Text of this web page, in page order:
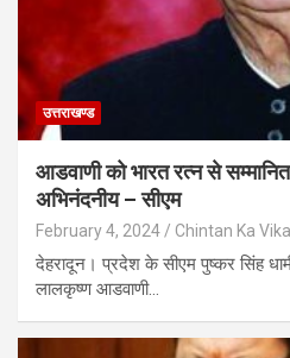
उत्तराखण्ड
आडवाणी को भारत रत्न से
अभिनंदनीय – सीएम
February 4, 2024 Chintan Ka
देहरादून। प्रदेश के सीएम पुष्कर सिंह
लालकृष्ण आडवाणी…